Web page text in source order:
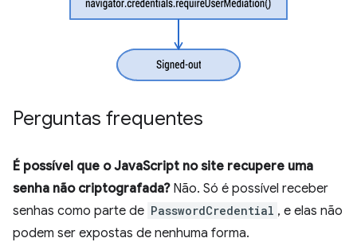
Perguntas frequentes
É possível que o JavaScript no site recupere uma
senha não criptografada?Não. Só é possível receber
senhas como parte de PasswordCredential , e elas não
podem ser expostas de nenhuma forma.